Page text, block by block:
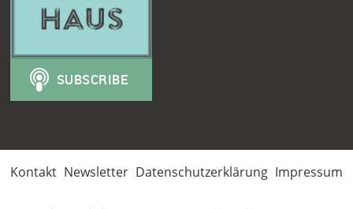
Kontakt Newsletter Datenschutzerklärung Impressum